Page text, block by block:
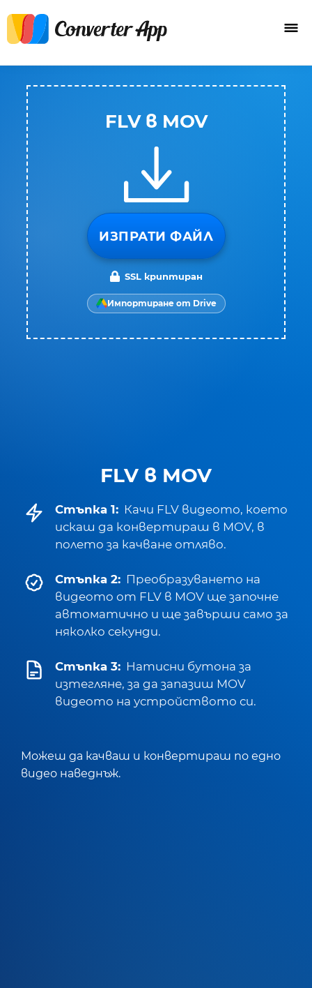
FLV в MOV
Стъпка 1: Качи FLV видеото, което
искаш да конвертираш в MOV, в
полето за качване отляво.
Стъпка 2: Преобразуването на
видеото от FLV в MOV ще започне
автоматично и ще завърши само за
няколко секунди.
Стъпка 3: Натисни бутона за
изтегляне, за да запазиш MOV
видеото на устройството си.
Можеш да качваш и конвертираш по едно
видео наведнъж.
FLV в MOV
ИЗПРАТИ ФАЙЛ
SSL криптиран
Импортиране от Drive